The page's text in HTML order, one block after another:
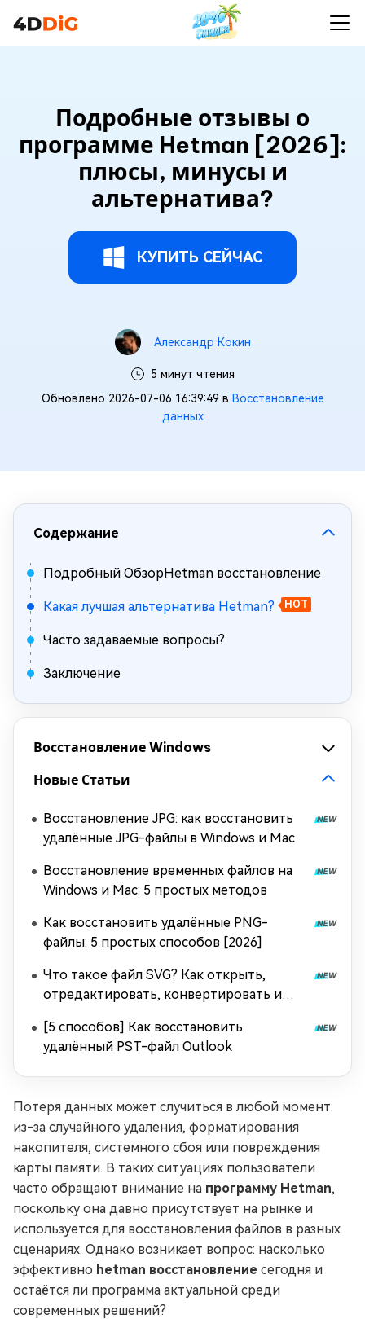
Подробные отзывы о
программе Hetman [2026]:
плюсы, минусы и
альтернатива?
КУПИТЬ СЕЙЧАС
Александр Кокин
5 минут чтения
Обновлено 2026-07-06 16:39:49 в Восстановление
данных
Содержание
Подробный ОбзорHetman восстановление
Какая лучшая альтернатива Hetman? HOT
Часто задаваемые вопросы?
Заключение
Восстановление Windows
Новые Статьи
Восстановление JPG: как восстановить
удалённые JPG-файлы в Windows и Mac
Восстановление временных файлов на
Windows и Mac: 5 простых методов
Как восстановить удалённые PNG-
файлы: 5 простых способов [2026]
Что такое файл SVG? Как открыть,
отредактировать, конвертировать и
[5 способов] Как восстановить
удалённый PST-файл Outlook
Потеря данных может случиться в любой момент:
из-за случайного удаления, форматирования
накопителя, системного сбоя или повреждения
карты памяти. В таких ситуациях пользователи
часто обращают внимание на программу Hetman,
поскольку она давно присутствует на рынке и
используется для восстановления файлов в разных
сценариях. Однако возникает вопрос: насколько
эффективно hetman восстановление сегодня и
остаётся ли программа актуальной среди
современных решений?